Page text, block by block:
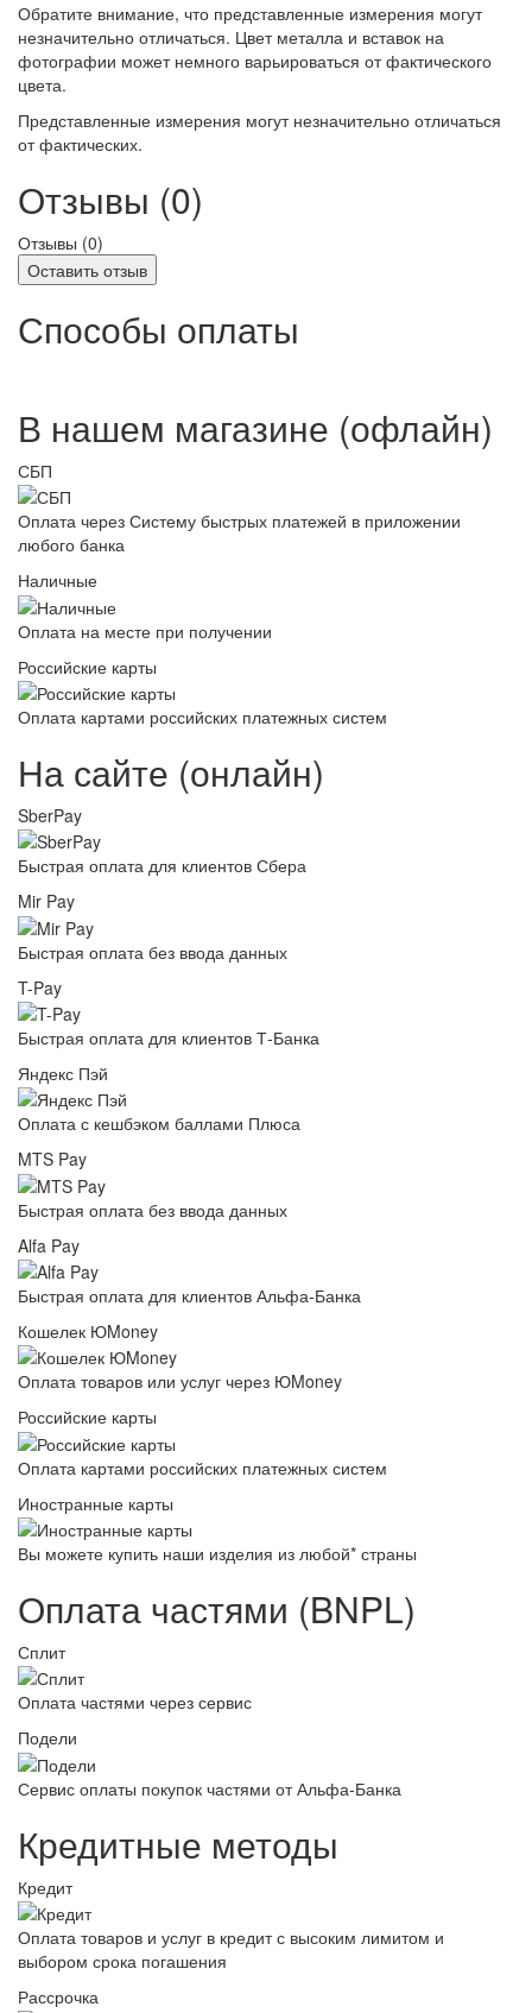
Обратите внимание, что представленные измерения могут
незначительно отличаться. Цвет металла и вставок на
фотографии может немного варьироваться от фактического
цвета.
Представленные измерения могут незначительно отличаться
от фактических.
Отзывы (0)
Отзывы (0)
Оставить отзыв
Способы оплаты
В нашем магазине (офлайн)
СБП
Оплата через Систему быстрых платежей в приложении
любого банка
Наличные
Оплата на месте при получении
Российские карты
Оплата картами российских платежных систем
На сайте (онлайн)
SberPay
Быстрая оплата для клиентов Сбера
Mir Pay
Быстрая оплата без ввода данных
T-Pay
Быстрая оплата для клиентов Т-Банка
Яндекс Пэй
Оплата с кешбэком баллами Плюса
MTS Pay
Быстрая оплата без ввода данных
Alfa Pay
Быстрая оплата для клиентов Альфа-Банка
Кошелек ЮMoney
Оплата товаров или услуг через ЮMoney
Российские карты
Оплата картами российских платежных систем
Иностранные карты
Вы можете купить наши изделия из любой* страны
Оплата частями (BNPL)
Сплит
Оплата частями через сервис
Подели
Сервис оплаты покупок частями от Альфа-Банка
Кредитные методы
Кредит
Оплата товаров и услуг в кредит с высоким лимитом и
выбором срока погашения
Рассрочка